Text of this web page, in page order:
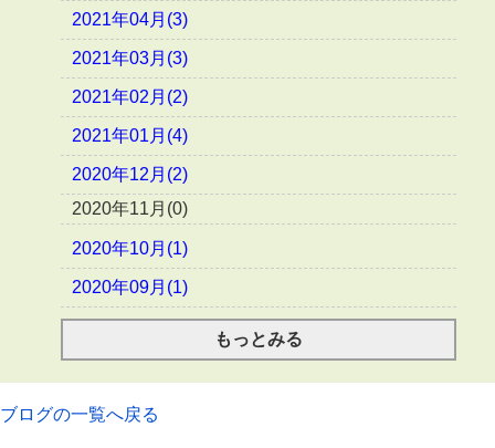
2021年04月(3)
2021年03月(3)
2021年02月(2)
2021年01月(4)
2020年12月(2)
2020年11月(0)
2020年10月(1)
2020年09月(1)
もっとみる
ブログの一覧へ戻る